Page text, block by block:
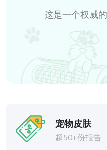
这是一个权威的
宠物皮肤
超50+份报告